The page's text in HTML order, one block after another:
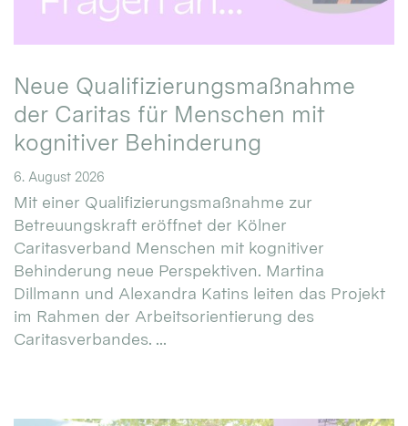
Neue Qualifizierungsmaßnahme
der Caritas für Menschen mit
kognitiver Behinderung
6. August 2026
Mit einer Qualifizierungsmaßnahme zur
Betreuungskraft eröffnet der Kölner
Caritasverband Menschen mit kognitiver
Behinderung neue Perspektiven. Martina
Dillmann und Alexandra Katins leiten das Projekt
im Rahmen der Arbeitsorientierung des
Caritasverbandes. ...